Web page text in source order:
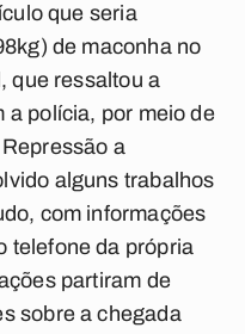
que seria
de maconha no
que ressaltou a
a polícia, por meio de
a
alguns trabalhos
com informações
telefone da própria
partiram de
sobre a chegada